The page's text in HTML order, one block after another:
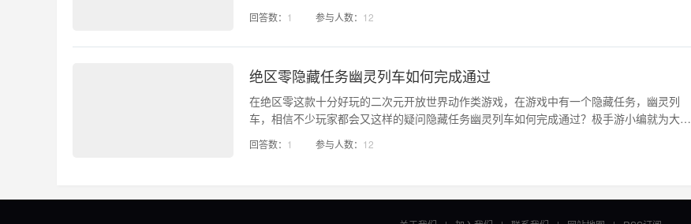
来看看就知道了呢。 问道鬼灵珠作用大全介绍 1、鬼灵珠是妖魔道等特殊任务的任
务用品，使用鬼灵珠后可以完成指定任务。 2、可以用鬼灵珠来
回答数： 1 参与人数： 12
绝区零隐藏任务幽灵列车如何完成通过
在绝区零这款十分好玩的二次元开放世界动作类游戏，在游戏中有一个隐藏任务，幽灵列
车，相信不少玩家都会又这样的疑问隐藏任务幽灵列车如何完成通过？极手游小编就为大家
整理了相关的隐藏任务幽灵列车完成方法攻略介绍，感兴趣的小伙伴们不要错过了！ 绝
区零隐藏任务幽灵列车如何完成通过1、首先游戏内时间需要在17：
回答数： 1 参与人数： 12